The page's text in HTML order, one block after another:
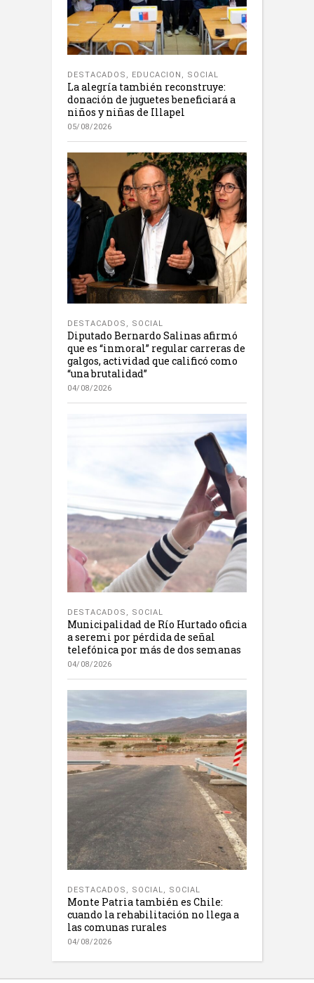
DESTACADOS , EDUCACION , SOCIAL
La alegría también reconstruye:
donación de juguetes beneficiará a
niños y niñas de Illapel
05/08/2026
DESTACADOS , SOCIAL
Diputado Bernardo Salinas afirmó
que es “inmoral” regular carreras de
galgos, actividad que calificó como
“una brutalidad”
04/08/2026
DESTACADOS , SOCIAL
Municipalidad de Río Hurtado oficia
a seremi por pérdida de señal
telefónica por más de dos semanas
04/08/2026
DESTACADOS , SOCIAL, SOCIAL
Monte Patria también es Chile:
cuando la rehabilitación no llega a
las comunas rurales
04/08/2026